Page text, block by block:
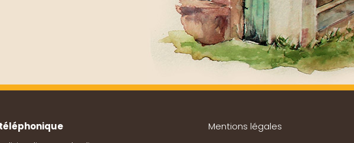
Mentions légales